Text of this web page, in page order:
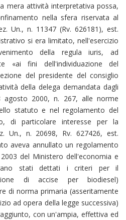
mera attività interpretativa possa,
nella sfera riservata al
Un., n. 11347 (Rv. 626181), est.
si era limitato, nell'esercizio
della regula iuris, ad
«ai fini dell'individuazione del
del presidente del consiglio
della delega demandata dagli
2000, n. 267, alle norme
statuto e nel regolamento del
di particolare interesse per la
Un., n. 20698, Rv. 627426, est.
aveva annullato un regolamento
del Ministero dell'economia e
stati dettati i criteri per il
di accise per biodiesel)
di norma primaria (asseritamente
ad opera della legge successiva)
con un'ampia, effettiva ed